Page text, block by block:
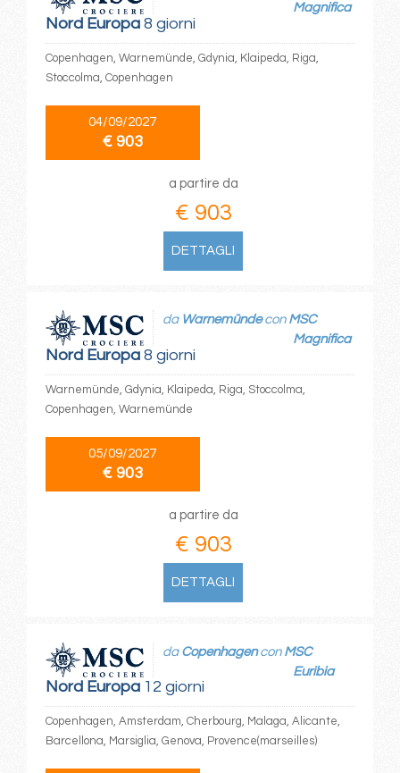
Nord Europa8 giorni
Magnifica
Copenhagen, Warnemünde, Gdynia, Klaipeda, Riga,
Stoccolma, Copenhagen
04/09/2027
€ 903
a partire da
€ 903
DETTAGLI
Nord Europa8 giorni
da Warnemündecon MSC
Magnifica
Warnemünde, Gdynia, Klaipeda, Riga, Stoccolma,
Copenhagen, Warnemünde
05/09/2027
€ 903
a partire da
€ 903
DETTAGLI
Nord Europa12 giorni
da Copenhagencon MSC
Euribia
Copenhagen, Amsterdam, Cherbourg, Malaga, Alicante,
Barcellona, Marsiglia, Genova, Provence(marseilles)